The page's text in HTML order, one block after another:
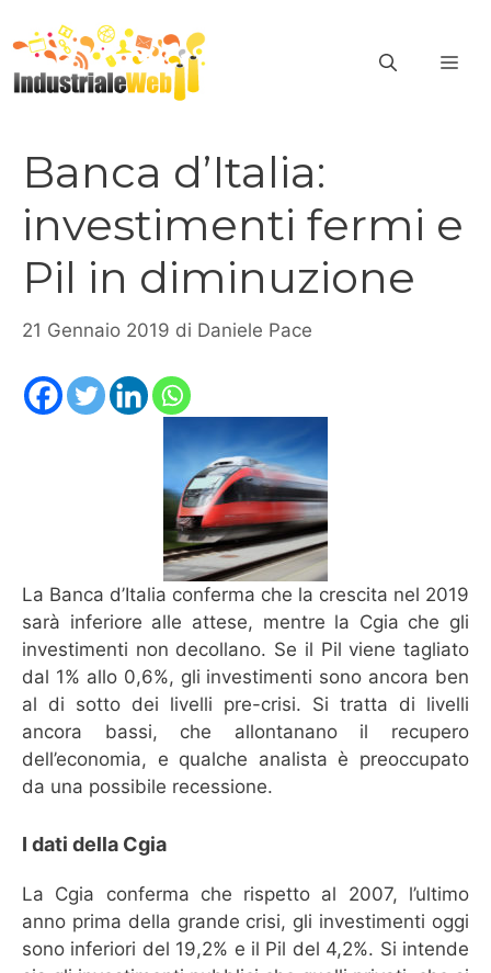
al
contenuto
Banca d’Italia:
investimenti fermi e
Pil in diminuzione
21 Gennaio 2019 di Daniele Pace
La Banca d’Italia conferma che la crescita nel 2019
sarà inferiore alle attese, mentre la Cgia che gli
investimenti non decollano. Se il Pil viene tagliato
dal 1% allo 0,6%, gli investimenti sono ancora ben
al di sotto dei livelli pre-crisi. Si tratta di livelli
ancora bassi, che allontanano il recupero
dell’economia, e qualche analista è preoccupato
da una possibile recessione.
I dati della Cgia
La Cgia conferma che rispetto al 2007, l’ultimo
anno prima della grande crisi, gli investimenti oggi
sono inferiori del 19,2% e il Pil del 4,2%. Si intende